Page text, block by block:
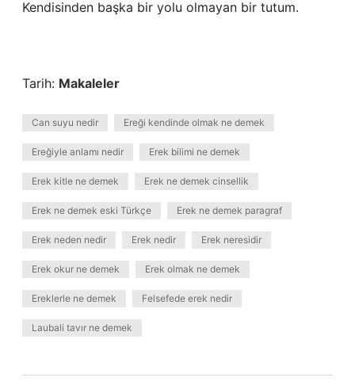
Kendisinden başka bir yolu olmayan bir tutum.
Tarih: Makaleler
Can suyu nedir Ereği kendinde olmak ne demek
Ereğiyle anlamı nedir Erek bilimi ne demek
Erek kitle ne demek Erek ne demek cinsellik
Erek ne demek eski Türkçe Erek ne demek paragraf
Erek neden nedir Erek nedir Erek neresidir
Erek okur ne demek Erek olmak ne demek
Ereklerle ne demek Felsefede erek nedir
Laubali tavır ne demek